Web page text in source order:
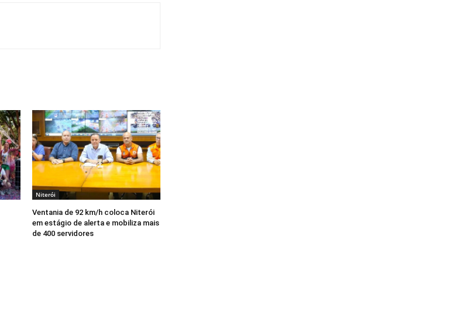
Niterói
Ventania de 92 km/h coloca Niterói
em estágio de alerta e mobiliza mais
de 400 servidores